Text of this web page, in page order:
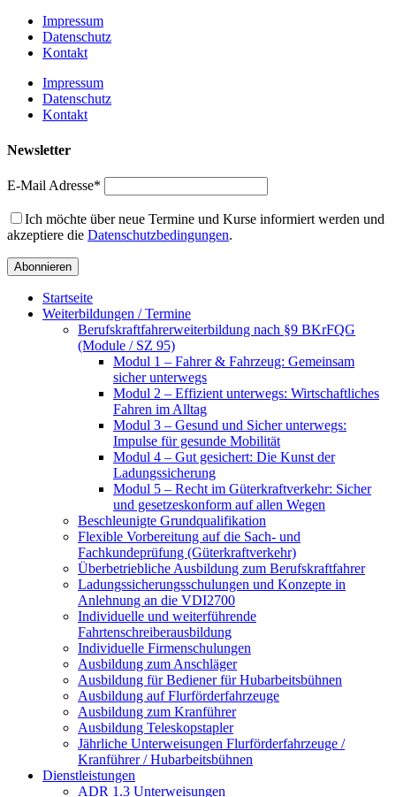
Impressum
Datenschutz
Kontakt
Impressum
Datenschutz
Kontakt
Newsletter
E-Mail Adresse*
Ich möchte über neue Termine und Kurse informiert werden und
akzeptiere die Datenschutzbedingungen.
Startseite
Weiterbildungen / Termine
Berufskraftfahrer­weiterbildung nach §9 BKrFQG
(Module / SZ 95)
Modul 1 – Fahrer & Fahrzeug: Gemeinsam
sicher unterwegs
Modul 2 – Effizient unterwegs: Wirtschaftliches
Fahren im Alltag
Modul 3 – Gesund und Sicher unterwegs:
Impulse für gesunde Mobilität
Modul 4 – Gut gesichert: Die Kunst der
Ladungssicherung
Modul 5 – Recht im Güterkraftverkehr: Sicher
und gesetzeskonform auf allen Wegen
Beschleunigte Grundqualifikation
Flexible Vorbereitung auf die Sach- und
Fachkundeprüfung (Güterkraftverkehr)
Überbetriebliche Ausbildung zum Berufskraftfahrer
Ladungssicherungsschulungen und Konzepte in
Anlehnung an die VDI2700
Individuelle und weiterführende
Fahrtenschreiberausbildung
Individuelle Firmenschulungen
Ausbildung zum Anschläger
Ausbildung für Bediener für Hubarbeitsbühnen
Ausbildung auf Flurförderfahrzeuge
Ausbildung zum Kranführer
Ausbildung Teleskopstapler
Jährliche Unterweisungen Flurförderfahrzeuge /
Kranführer / Hubarbeitsbühnen
Dienstleistungen
ADR 1.3 Unterweisungen